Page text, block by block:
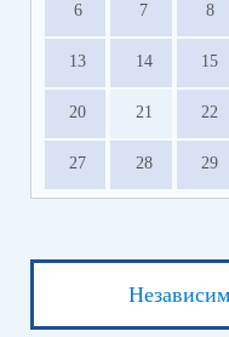
6 7 8
13 14 15
20 21 22
27 28 29